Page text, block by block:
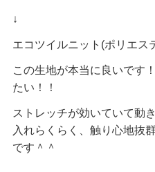
↓
エコツイルニット(ポリエ
この生地が本当に良いです
たい！！
ストレッチが効いていて動
入れらくらく、触り心地抜
です＾＾